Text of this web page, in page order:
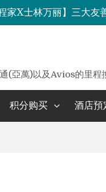
悦版 199 元，低成本
里程家分享低成本兑换
(亞萬)以及Avios的里程
积分购买 酒店預